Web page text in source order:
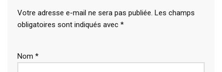
Votre adresse e-mail ne sera pas publiée. Les champs
obligatoires sont indiqués avec *
Nom *